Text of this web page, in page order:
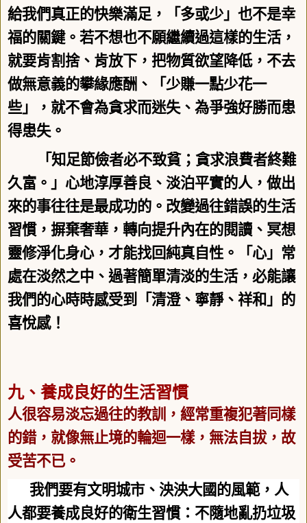
給我們真正的快樂滿足，「多或少」也不是幸
福的關鍵。若不想也不願繼續過這樣的生活，
就要肯割捨、肯放下，把物質欲望降低，不去
做無意義的攀緣應酬、「少賺一點少花一
些」，就不會為貪求而迷失、為爭強好勝而患
得患失。
「知足節儉者必不致貧；貪求浪費者終難
久富。」心地淳厚善良、淡泊平實的人，做出
來的事往往是最成功的。改變過往錯誤的生活
習慣，摒棄奢華，轉向提升內在的閱讀、冥想
靈修淨化身心，才能找回純真自性。「心」常
處在淡然之中、過著簡單清淡的生活，必能讓
我們的心時時感受到「清澄、寧靜、祥和」的
喜悅感！
九、養成良好的生活習慣
人很容易淡忘過往的教訓，經常重複犯著同樣
的錯，就像無止境的輪迴一樣，無法自拔，故
受苦不已。
我們要有文明城市、泱泱大國的風範，人
人都要養成良好的衛生習慣：不隨地亂扔垃圾